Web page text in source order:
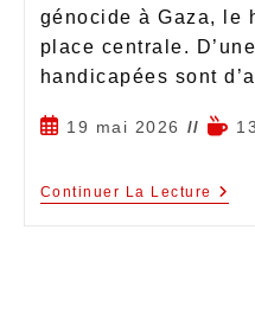
génocide à Gaza, le
place centrale.
handicapées sont
19 mai 2026
Continuer La Lecture